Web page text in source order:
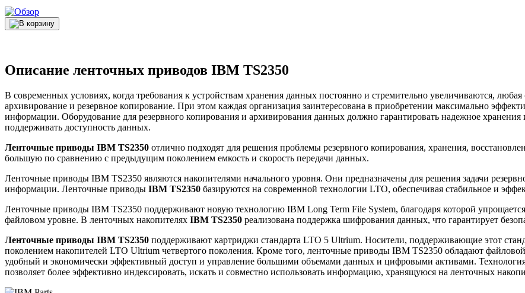
Описание ленточных приводов IBM TS2350
В современных условиях, когда требования к устройствам хранения данных постоянно и стремительно увеличиваются,
архивирование и резервное копирование. При этом каждая организация заинтересована в приобретении максимально
информации. Оборудование для резервного копирования и архивирования данных должно гарантировать надежное
поддерживать доступность данных.
Ленточные приводы IBM TS2350 отлично подходят для решения проблемы резервного копирования, хранения,
большую по сравнению с предыдущим поколением емкость и скорость передачи данных.
Ленточные приводы IBM TS2350 являются накопителями начального уровня. Они предназначены для решения задачи
информации. Ленточные приводы IBM TS2350 базируются на современной технологии LTO, обеспечивая стабильное и
Ленточные приводы IBM TS2350 поддерживают новую технологию IBM Long Term File System, благодаря которой
файловом уровне. В ленточных накопителях IBM TS2350 реализована поддержка шифрования данных, что гарантирует
Ленточные приводы IBM TS2350 поддерживают картриджи стандарта LTO 5 Ultrium. Носители, поддерживающие этот
поколением накопителей LTO Ultrium четвертого поколения. Кроме того, ленточные приводы IBM TS2350 обладают
удобный и экономически эффективный доступ и управление большими объемами данных и цифровыми активами.
позволяет более эффективно индексировать, искать и совместно использовать информацию, хранящуюся на ленточных